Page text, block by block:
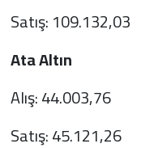
Satış: 109.132,03
Ata Altın
Alış: 44.003,76
Satış: 45.121,26